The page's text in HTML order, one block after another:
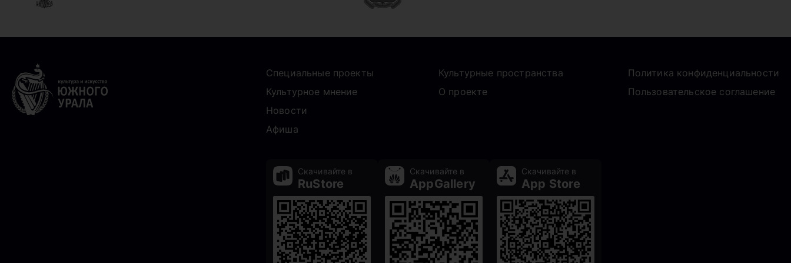
Специальные проекты
Культурное мнение
Новости
Афиша
Культурные пространства
О проекте
Политика конфиденциальности
Пользовательское соглашение
Скачивайте в
RuStore
Скачивайте в
AppGallery
Скачивайте в
App Store